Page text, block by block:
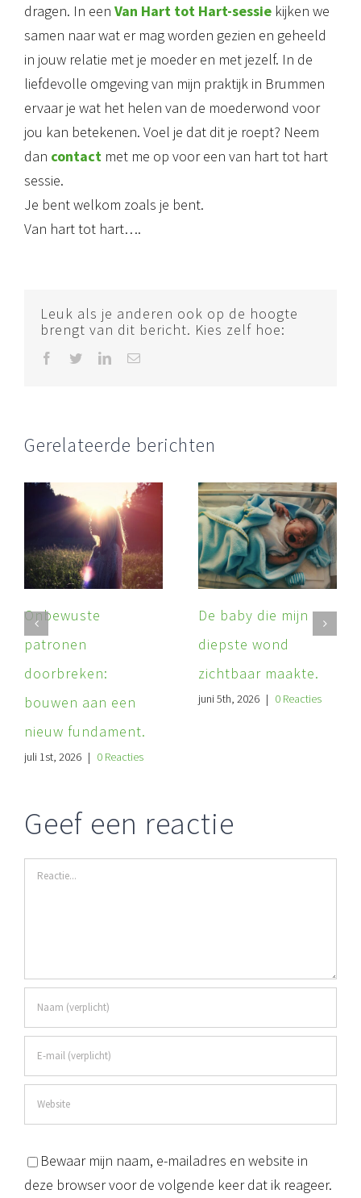
dragen. In een Van Hart tot Hart-sessie kijken we
samen naar wat er mag worden gezien en geheeld
in jouw relatie met je moeder en met jezelf. In de
liefdevolle omgeving van mijn praktijk in Brummen
ervaar je wat het helen van de moederwond voor
jou kan betekenen. Voel je dat dit je roept? Neem
dan contact met me op voor een van hart tot hart
sessie.
Je bent welkom zoals je bent.
Van hart tot hart….
Leuk als je anderen ook op de hoogte
brengt van dit bericht. Kies zelf hoe:
Facebook
TwitterLinkedIn
E-
Gerelateerde berichten
Onbewuste
patronen
doorbreken:
bouwen aan een
nieuw fundament.
juli 1st, 2026 | 0 Reacties
De baby die mijn
diepste wond
zichtbaar maakte.
juni 5th, 2026 | 0 Reacties
Geef een reactie
Reactie
Bewaar mijn naam, e-mailadres en website in
deze browser voor de volgende keer dat ik reageer.